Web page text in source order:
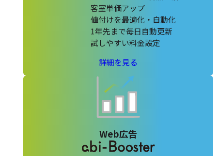
客室単価アップ
値付けを最適化・自動化
1年先まで毎日自動更新
試しやすい料金設定
abi-
Revenue-
controller
詳細を見る
Web広告